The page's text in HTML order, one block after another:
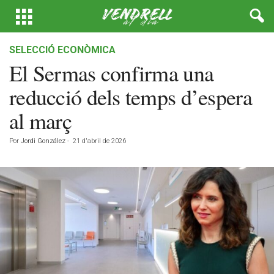
SELECCIÓ ECONÒMICA
El Sermas confirma una
reducció dels temps d’espera
al març
Por Jordi González - 21 d'abril de 2026